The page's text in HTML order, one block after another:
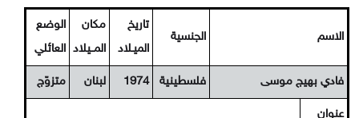
الاسم الجنسية
تاريخ
الميـلاد
مكان
المــيلاد
الوضع
العائلي
فادي بهيج موسى فلسطينية 1974 لبنان متزوّج
عنوان